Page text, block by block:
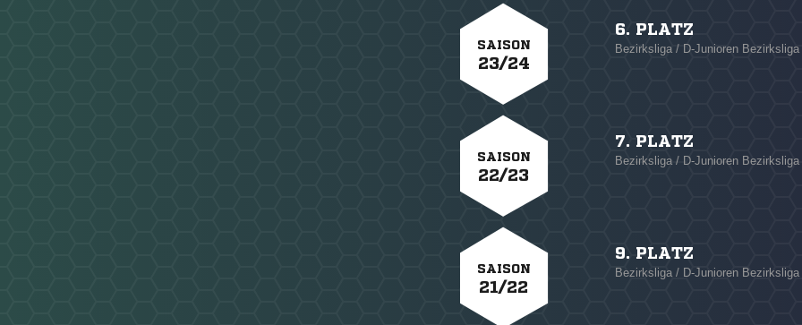
SAISON
23/24
6. PLATZ
Bezirksliga / D-Junioren Bezirksliga
SAISON
22/23
7. PLATZ
Bezirksliga / D-Junioren Bezirksliga
SAISON
21/22
9. PLATZ
Bezirksliga / D-Junioren Bezirksliga